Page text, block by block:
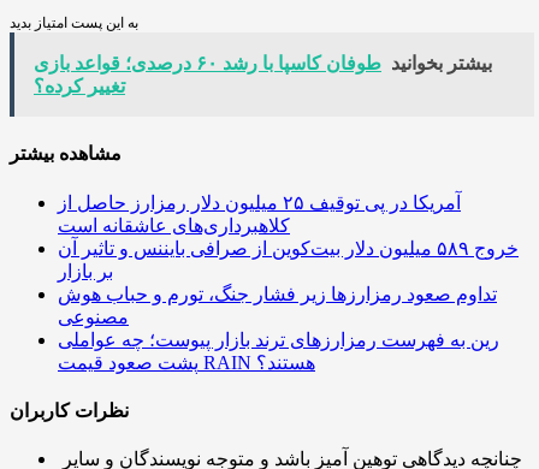
به این پست امتیاز بدید
بیشتر بخوانید
طوفان کاسپا با رشد ۶۰ درصدی؛ قواعد بازی
تغییر کرده؟
مشاهده بیشتر
آمریکا در پی توقیف ۲۵ میلیون دلار رمزارز حاصل از
کلاهبرداری‌های عاشقانه است
خروج ۵۸۹ میلیون دلار بیت‌کوین از صرافی بایننس و تاثیر آن
بر بازار
تداوم صعود رمزارزها زیر فشار جنگ، تورم و حباب هوش
مصنوعی
رین به فهرست رمزارزهای ترند بازار پیوست؛ چه عواملی
پشت صعود قیمت RAIN هستند؟
نظرات کاربران